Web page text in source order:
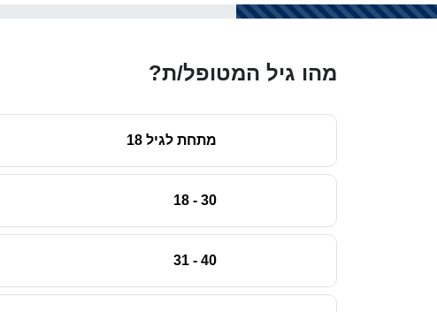
מהו גיל המטופל/ת?
מתחת לגיל 18
30 - 18
40 - 31